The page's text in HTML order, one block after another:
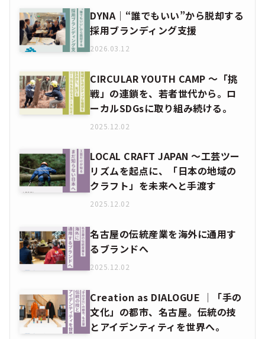
DYNA｜“誰でもいい”から脱却する
採用ブランディング支援
2026.03.12
CIRCULAR YOUTH CAMP ～「挑
戦」の連鎖を、若者世代から。ロ
ーカルSDGsに取り組み続ける。
2025.12.02
LOCAL CRAFT JAPAN ～工芸ツー
リズムを起点に、「日本の地域の
クラフト」を未来へと手渡す
2025.12.02
名古屋の伝統産業を海外に通用す
るブランドへ
2025.12.02
Creation as DIALOGUE │「手の
文化」の都市、名古屋。伝統の技
とアイデンティティを世界へ。